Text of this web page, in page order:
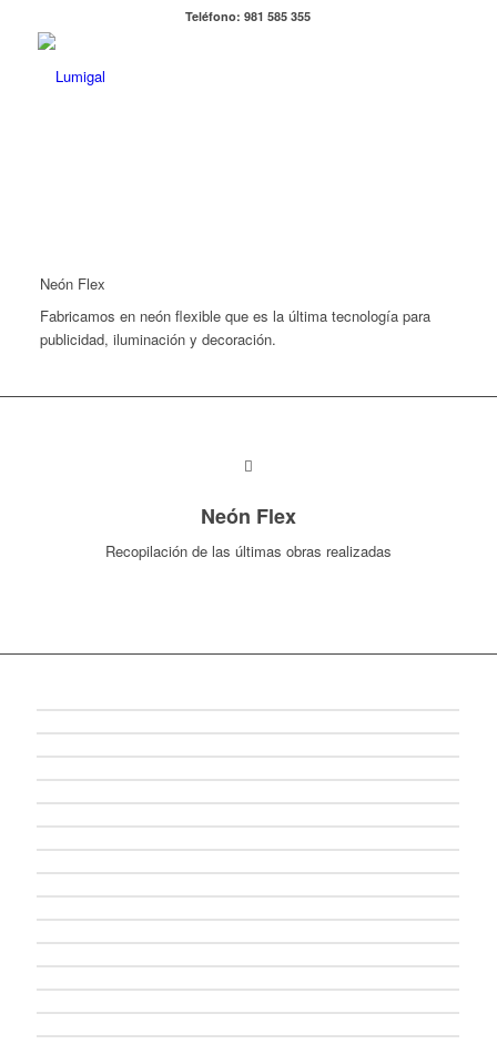
Teléfono: 981 585 355
Neón Flex
Fabricamos en neón flexible que es la última tecnología para
publicidad, iluminación y decoración.
Neón Flex
Recopilación de las últimas obras realizadas